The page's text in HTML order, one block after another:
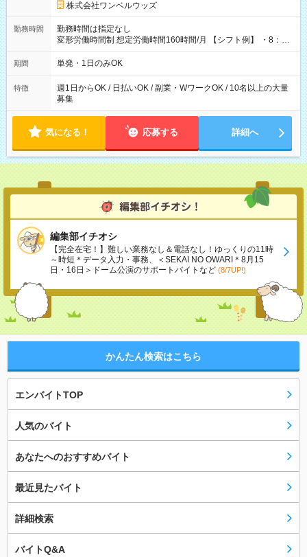
株式会社ワンベルウッズ
勤務時間
勤務時間は指定なし
変形労働時間制 想定労働時間160時間/月 【シフト例】 ・8：00
～21：00
期間 単発・1日のみOK
特徴
週1日からOK / 日払いOK / 副業・WワークOK / 10名以上の大量
募集
気になる！ 応募する 詳細へ
編集部イチオシ
【完全在宅！】難しい業務なし＆電話なし！ゆっくりの11時
～時短＊データ入力・事務、＜SEKAI NO OWARI＊8月15
日・16日＞ドーム公演のサポートバイトなど (8/7UP!)
かんたん検索はこちら
エンバイトTOP
人気のバイト
あなたへのおすすめバイト
最近見たバイト
詳細検索
バイトQ&A